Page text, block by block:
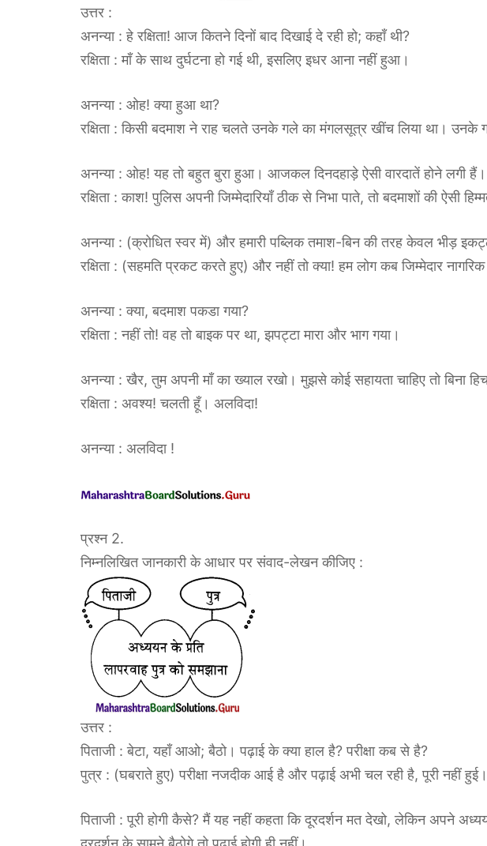
उत्तर :
अनन्या : हे रक्षिता! आज कितने दिनों बाद दिखाई दे रही हो; कहाँ थी?
रक्षिता : माँ के साथ दुर्घटना हो गई थी, इसलिए इधर आना नहीं हुआ।
अनन्या : ओह! क्या हुआ था?
रक्षिता : किसी बदमाश ने राह चलते उनके गले का मंगलसूत्र खींच लिया था। उनके
अनन्या : ओह! यह तो बहुत बुरा हुआ। आजकल दिनदहाड़े ऐसी वारदातें होने लगी हैं।
रक्षिता : काश! पुलिस अपनी जिम्मेदारियाँ ठीक से निभा पाते, तो बदमाशों की ऐसी
अनन्या : (क्रोधित स्वर में) और हमारी पब्लिक तमाश-बिन की तरह केवल भीड़
रक्षिता : (सहमति प्रकट करते हुए) और नहीं तो क्या! हम लोग कब जिम्मेदार
अनन्या : क्या, बदमाश पकडा गया?
रक्षिता : नहीं तो! वह तो बाइक पर था, झपट्टा मारा और भाग गया।
अनन्या : खैर, तुम अपनी माँ का ख्याल रखो। मुझसे कोई सहायता चाहिए तो बिना
रक्षिता : अवश्य! चलती हूँ। अलविदा!
अनन्या : अलविदा !
प्रश्न 2.
निम्नलिखित जानकारी के आधार पर संवाद-लेखन कीजिए :
उत्तर :
पिताजी : बेटा, यहाँ आओ; बैठो। पढ़ाई के क्या हाल है? परीक्षा कब से है?
पुत्र : (घबराते हुए) परीक्षा नजदीक आई है और पढ़ाई अभी चल रही है, पूरी नहीं हुई।
पिताजी : पूरी होगी कैसे? मैं यह नहीं कहता कि दूरदर्शन मत देखो, लेकिन अपने